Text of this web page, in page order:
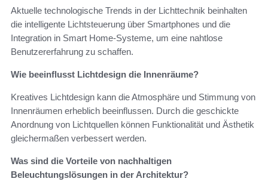
Aktuelle technologische Trends in der Lichttechnik beinhalten
die intelligente Lichtsteuerung über Smartphones und die
Integration in Smart Home-Systeme, um eine nahtlose
Benutzererfahrung zu schaffen.
Wie beeinflusst Lichtdesign die Innenräume?
Kreatives Lichtdesign kann die Atmosphäre und Stimmung von
Innenräumen erheblich beeinflussen. Durch die geschickte
Anordnung von Lichtquellen können Funktionalität und Ästhetik
gleichermaßen verbessert werden.
Was sind die Vorteile von nachhaltigen
Beleuchtungslösungen in der Architektur?